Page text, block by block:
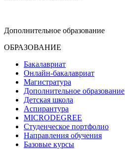
Дополнительное образование
ОБРАЗОВАНИЕ
Бакалавриат
Онлайн-бакалавриат
Магистратура
Дополнительное образование
Детская школа
Аспирантура
MICRODEGREE
Студенческое портфолио
Направления обучения
Базовые курсы